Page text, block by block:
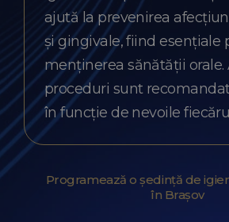
ajută la prevenirea
și gingivale, fiind esențiale
menținerea sănătății orale.
proceduri sunt
în funcție de nevoile
Programează o ședință de
în Brașov